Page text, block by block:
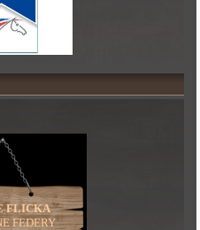
FLICKA
FEDERY